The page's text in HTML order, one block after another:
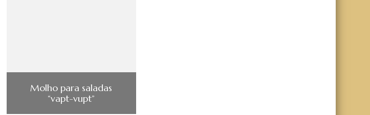
Molho para saladas
“vapt-vupt”